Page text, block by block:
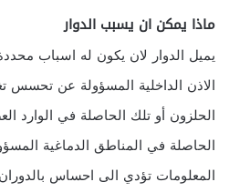
ماذا يمكن ان يسبب الدوار
يميل الدوار لان يكون له اسباب
الاذن الداخلية المسؤولة عن تحسس
الحلزون أو تلك الحاصلة في الوارد
الحاصلة في المناطق الدماغية
المعلومات تؤدي الى احساس